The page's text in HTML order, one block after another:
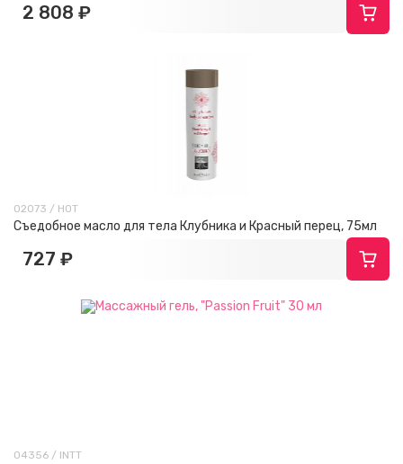
2 808 ₽
02073 / HOT
Съедобное масло для тела Клубника и Красный перец, 75мл
727 ₽
04356 / INTT